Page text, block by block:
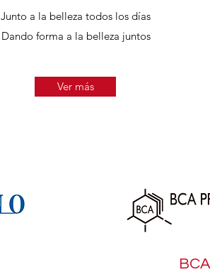
Junto a la belleza todos los días
Dando forma a la belleza juntos
Ver más
BCA